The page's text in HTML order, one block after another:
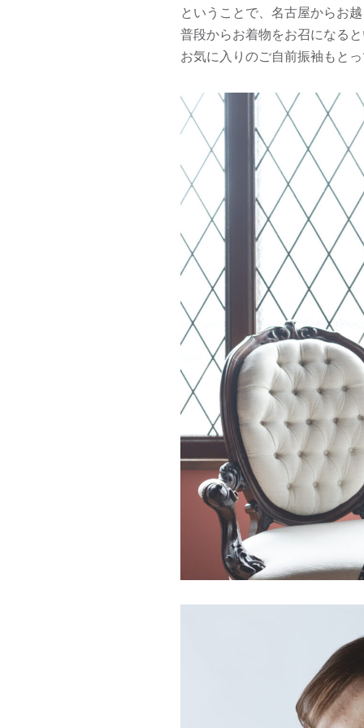
ということで、名古屋からお
普段からお着物をお召になる
お気に入りのご自前振袖もと